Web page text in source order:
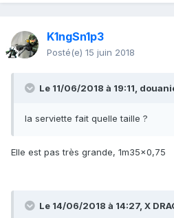
K1ngSn1p3
Posté(e) 15 juin 2018
Le 11/06/2018 à 19:11,
la serviette fait quelle taille ?
Elle est pas très grande, 1m35x0,75
Le 14/06/2018 à 14:27, X